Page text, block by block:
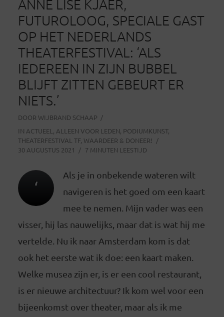
ANNE LISE KJAER,
FUTUROLOOG, SPECIALE GAST
OP HET NEDERLANDS
THEATERFESTIVAL: ‘ALS
IEDEREEN IN ZIJN BUBBEL
BLIJFT ZITTEN GEBEURT ER
NIETS.’
DOOR WIJBRAND SCHAAP
IN ACTUEEL , ALLEEN VOOR LEDEN, PODIUMKUNST,
THEATERFESTIVAL TF, WAARDEER & DONEER!
30 AUGUSTUS 2021
7 MINUTEN LEESTIJD
‘
Als je in onbekende wateren wilt
navigeren is het goed om een kaart
mee te nemen. Mijn vader was een
visser, hij las nauwelijks, maar dat is wat hij me
vertelde. Nu ik naar Amsterdam kom is dat
ook het eerste wat ik doe: een kaart maken.
Welke musea zijn er, is er een cool restaurant,
is er nieuwe architectuur? Ik kom wel voor een
bijeenkomst over theater, maar als ik me